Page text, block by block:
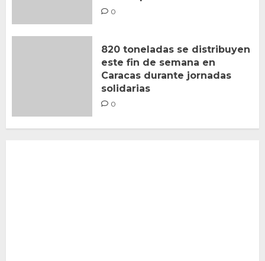
0
820 toneladas se distribuyen
este fin de semana en
Caracas durante jornadas
solidarias
0